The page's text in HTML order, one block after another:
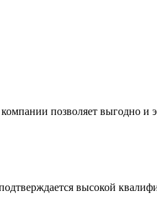
позволяет выгодно и
высокой